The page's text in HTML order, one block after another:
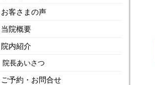
お客さまの声
当院概要
院内紹介
院長あいさつ
ご予約・お問合せ